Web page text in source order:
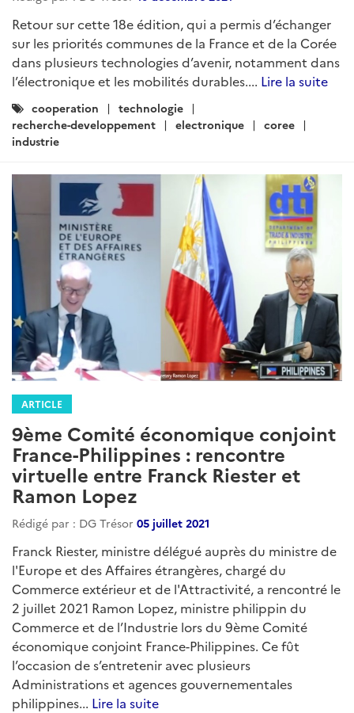
Retour sur cette 18e édition, qui a permis d’échanger
sur les priorités communes de la France et de la Corée
dans plusieurs technologies d’avenir, notamment dans
l’électronique et les mobilités durables.... Lire la suite
Catégories
:
cooperation
technologie
recherche-developpement
electronique
coree
industrie
ARTICLE
9ème Comité économique conjoint
France-Philippines : rencontre
virtuelle entre Franck Riester et
Ramon Lopez
Rédigé par : DG Trésor 05 juillet 2021
Franck Riester, ministre délégué auprès du ministre de
l'Europe et des Affaires étrangères, chargé du
Commerce extérieur et de l'Attractivité, a rencontré le
2 juillet 2021 Ramon Lopez, ministre philippin du
Commerce et de l’Industrie lors du 9ème Comité
économique conjoint France-Philippines. Ce fût
l’occasion de s’entretenir avec plusieurs
Administrations et agences gouvernementales
philippines... Lire la suite